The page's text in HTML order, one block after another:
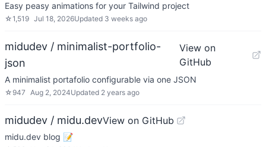
Easy peasy animations for your Tailwind project
☆1,519 Jul 18, 2026Updated 3 weeks ago
midudev / minimalist-portfolio-
json
View on
GitHub
A minimalist portafolio configurable via one JSON
☆ 947 Aug 2, 2024Updated 2 years ago
midudev / midu.devView on GitHub
midu.dev blog 📝